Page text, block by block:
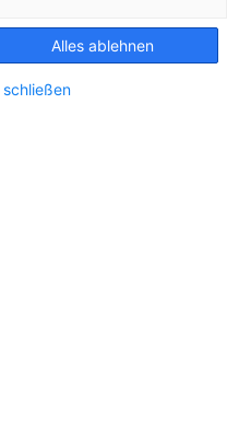
Alles ablehnen